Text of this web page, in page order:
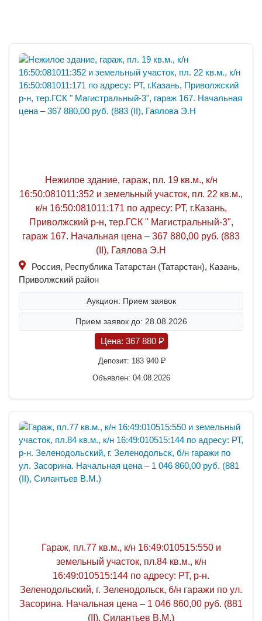
Нежилое здание, гараж, пл. 19 кв.м., к/н
16:50:081011:352 и земельный участок, пл. 22 кв.м.,
к/н 16:50:081011:171 по адресу: РТ, г.Казань,
Приволжский р-н, тер.ГСК " Магистральный-3",
гараж 167. Начальная цена – 367 880,00 руб. (883
(II), Гаялова Э.Н
Россия, Республика Татарстан (Татарстан), Казань,
Приволжский район
Аукцион: Прием заявок
Прием заявок до: 28.08.2026
Цена: 367 880 P
Депозит: 183 940 P
Объявлен: 04.08.2026
Гараж, пл.77 кв.м., к/н 16:49:010515:550 и
земельный участок, пл.84 кв.м., к/н
16:49:010515:144 по адресу: РТ, р-н.
Зеленодольский, г. Зеленодольск, б/н гаражи по ул.
Засорина. Начальная цена – 1 046 860,00 руб. (881
(II), Силантьев В.М.)